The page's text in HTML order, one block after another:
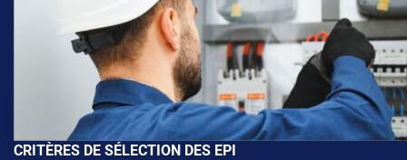
CRITÈRES DE SÉLECTION DES EPI